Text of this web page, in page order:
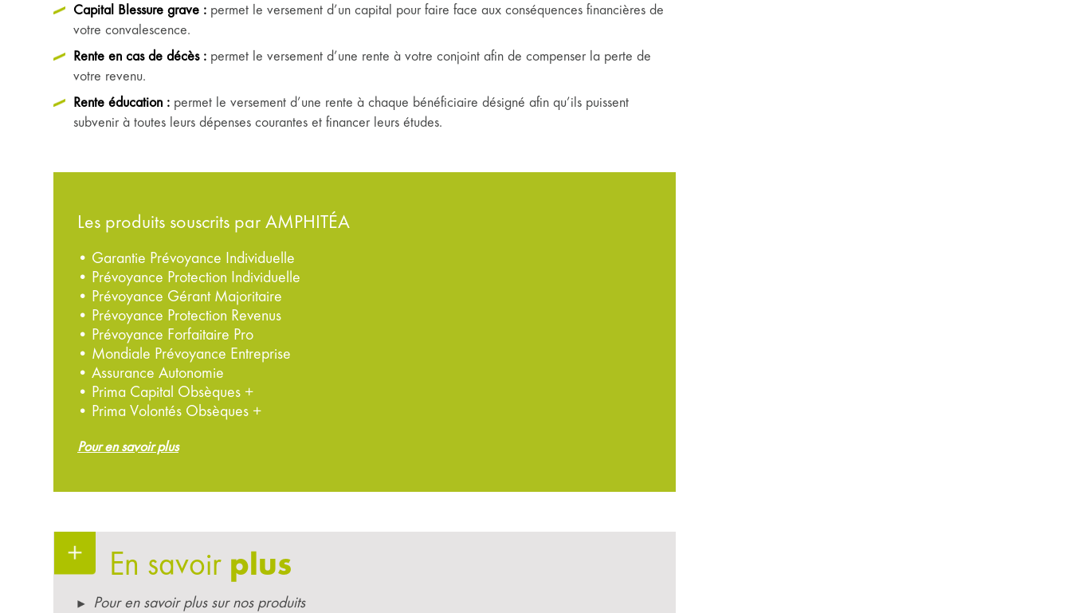
Capital Blessure grave : permet le versement d’un capital pour faire face aux conséquences financières de
votre convalescence.
Rente en cas de décès : permet le versement d’une rente à votre conjoint afin de compenser la perte de
votre revenu.
Rente éducation : permet le versement d’une rente à chaque bénéficiaire désigné afin qu’ils puissent
subvenir à toutes leurs dépenses courantes et financer leurs études.
Les produits souscrits par AMPHITÉA
• Garantie Prévoyance Individuelle
• Prévoyance Protection Individuelle
• Prévoyance Gérant Majoritaire
• Prévoyance Protection Revenus
• Prévoyance Forfaitaire Pro
• Mondiale Prévoyance Entreprise
• Assurance Autonomie
• Prima Capital Obsèques +
• Prima Volontés Obsèques +
Pour en savoir plus
En savoir plus
Pour en savoir plus sur nos produits